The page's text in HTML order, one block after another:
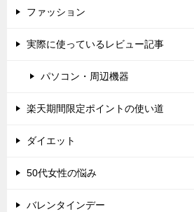
ファッション
実際に使っているレビュー記事
パソコン・周辺機器
楽天期間限定ポイントの使い道
ダイエット
50代女性の悩み
バレンタインデー